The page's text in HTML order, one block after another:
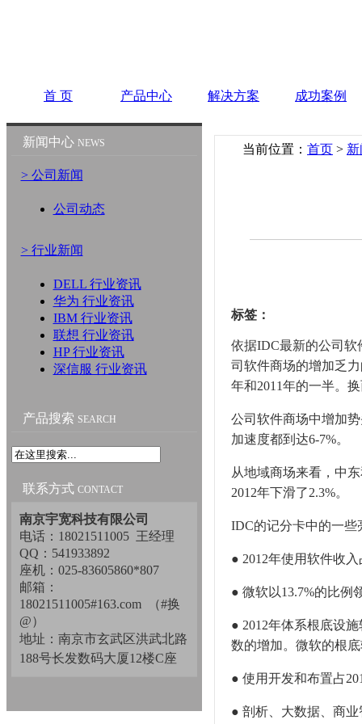
首 页 产品中心 解决方案 成功案例
新闻中心 NEWS
> 公司新闻
公司动态
> 行业新闻
DELL 行业资讯
华为 行业资讯
IBM 行业资讯
联想 行业资讯
HP 行业资讯
深信服 行业资讯
产品搜索 SEARCH
联系方式 CONTACT
南京宇宽科技有限公司
电话：18021511005 王经理
QQ：541933892
座机：025-83605860*807
邮箱：
18021511005#163.com （#换
@）
地址：南京市玄武区洪武北路
188号长发数码大厦12楼C座
当前位置： 首页 >
标签：
依据IDC最新的公司软
司软件商场的增加乏
年和2011年的一半。
公司软件商场中增加
加速度都到达6-7%。
从地域商场来看，中
2012年下滑了2.3%。
IDC的记分卡中的一些
● 2012年使用软件收
● 微软以13.7%的比例
● 2012年体系根底设
数的增加。微软的根
● 使用开发和布置占
● 剖析、大数据、商